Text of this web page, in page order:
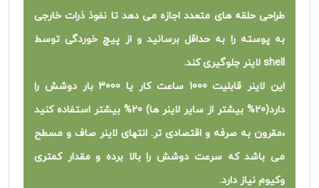
طراحی حلقه های متعدد اجازه می دهد تا نفوذ ذرات خارجی
به پوسته را به حداقل برسانید و از پیچ خوردگی توسط
shell لاینر جلوگیری کند.
این لاینر قابلیت 1000 ساعت کار یا 3000 بار دوشش را
دارد(20% بیشتر از سایر لاینر ها) 20% بیشتر استفاده کنید
،مقرون به صرفه و اقتصادی تر. انتهای لاینر صاف و مسطح
می باشد که سرعت دوشش را بالا برده و مقدار کمتری
وکیوم نیاز دارد.